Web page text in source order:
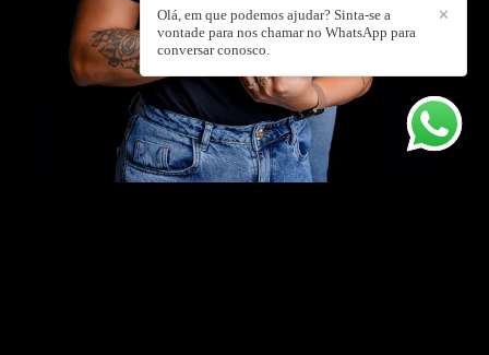
✕
Olá, em que podemos ajudar? Sinta-se a
vontade para nos chamar no WhatsApp para
conversar conosco.